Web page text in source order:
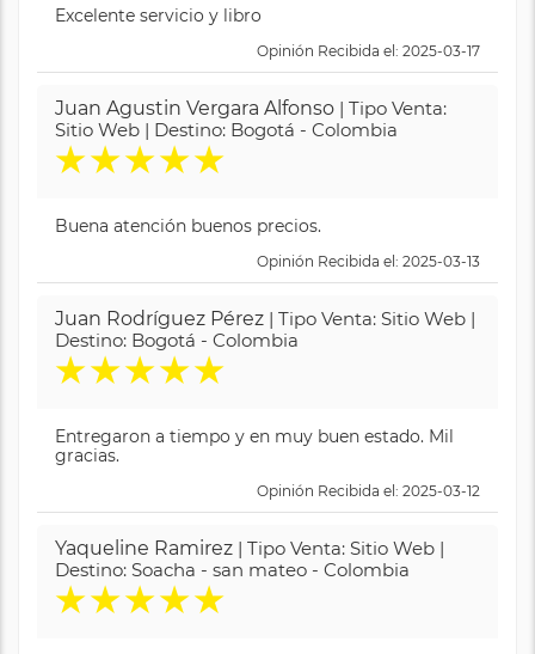
Excelente servicio y libro
Opinión Recibida el: 2025-03-17
Juan Agustin Vergara Alfonso | Tipo Venta:
Sitio Web | Destino: Bogotá - Colombia
★★★★★
Buena atención buenos precios.
Opinión Recibida el: 2025-03-13
Juan Rodríguez Pérez | Tipo Venta: Sitio Web |
Destino: Bogotá - Colombia
★★★★★
Entregaron a tiempo y en muy buen estado. Mil
gracias.
Opinión Recibida el: 2025-03-12
Yaqueline Ramirez | Tipo Venta: Sitio Web |
Destino: Soacha - san mateo - Colombia
★★★★★